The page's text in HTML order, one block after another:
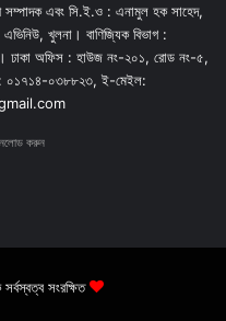
এবং সি.ই.ও : এনামুল হক সাহেদ,
খুলনা। বাণিজ্যিক বিভাগ :
ঢাকা অফিস : হাউজ নং-২০১, রোড নং-৫,
০১৭১৪-০৩৮৮২৩, ই-মেইল:
করুন
সংরক্ষিত